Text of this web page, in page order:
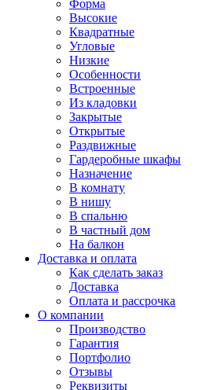
Форма
Высокие
Квадратные
Угловые
Низкие
Особенности
Встроенные
Из кладовки
Закрытые
Открытые
Раздвижные
Гардеробные шкафы
Назначение
В комнату
В нишу
В спальню
В частный дом
На балкон
Доставка и оплата
Как сделать заказ
Доставка
Оплата и рассрочка
О компании
Производство
Гарантия
Портфолио
Отзывы
Реквизиты